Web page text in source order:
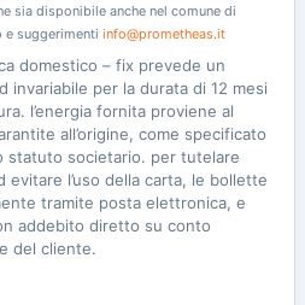
sia disponibile anche nel comune di
e suggerimenti info@prometheas.it
domestico – fix prevede un
invariabile per la durata di 12 mesi
l’energia fornita proviene al
all’origine, come specificato
statuto societario. per tutelare
evitare l’uso della carta, le bollette
tramite posta elettronica, e
addebito diretto su conto
del cliente.